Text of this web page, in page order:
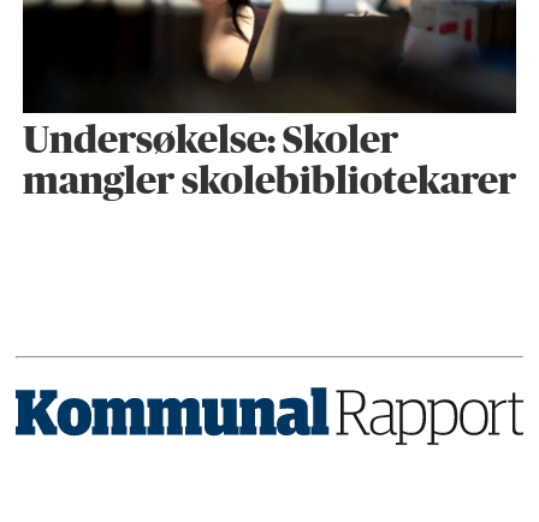
Undersøkelse: Skoler
mangler skolebibliotekarer